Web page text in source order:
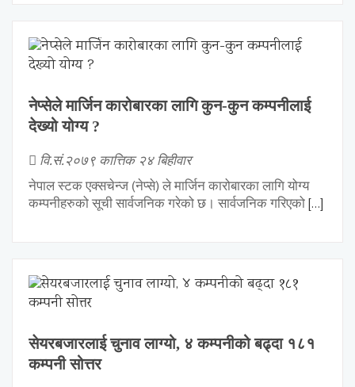
नेप्सेले मार्जिन कारोबारका लागि कुन-कुन कम्पनीलाई
देख्यो योग्य ?
वि.सं.२०७९ कात्तिक २४ बिहीवार
नेपाल स्टक एक्सचेन्ज (नेप्से) ले मार्जिन कारोबारका लागि योग्य
कम्पनीहरुको सूची सार्वजनिक गरेको छ। सार्वजनिक गरिएको[…]
सेयरबजारलाई चुनाव लाग्यो, ४ कम्पनीको बढ्दा १८१
कम्पनी सोत्तर